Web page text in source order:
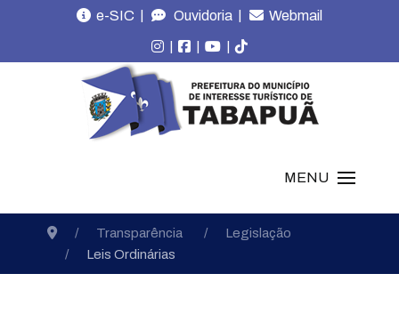
e-SIC | Ouvidoria | Webmail
| | |
MENU
Transparência
Legislação
Leis Ordinárias